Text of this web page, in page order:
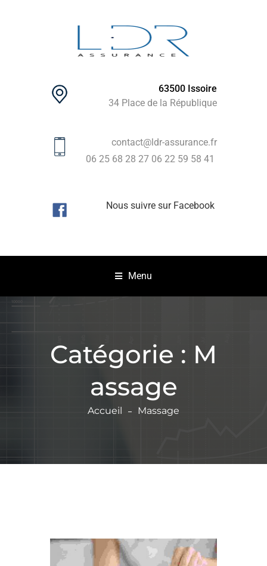
63500 Issoire
34 Place de la République
contact@ldr-assurance.fr
06 25 68 28 27 06 22 59 58 41
Nous suivre sur Facebook
Menu
Catégorie : M
assage
Accueil Massage